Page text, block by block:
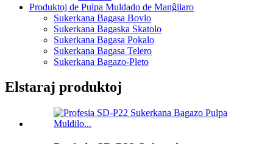
Produktoj de Pulpa Muldado de Manĝilaro
Sukerkana Bagasa Bovlo
Sukerkana Bagaska Skatolo
Sukerkana Bagasa Pokalo
Sukerkana Bagasa Telero
Sukerkana Bagazo-Pleto
Elstaraj produktoj